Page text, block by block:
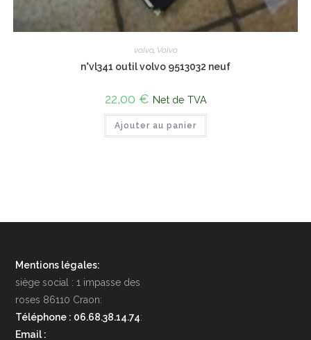
volvo, Volvo
n°vl341 outil volvo 9513032 neuf
22,00 € Net de TVA
Ajouter au panier
Mentions légales:
siège social : 1 impasse des
roses 86110 Craon:
Téléphone : 06.68.38.14.74:
Email :